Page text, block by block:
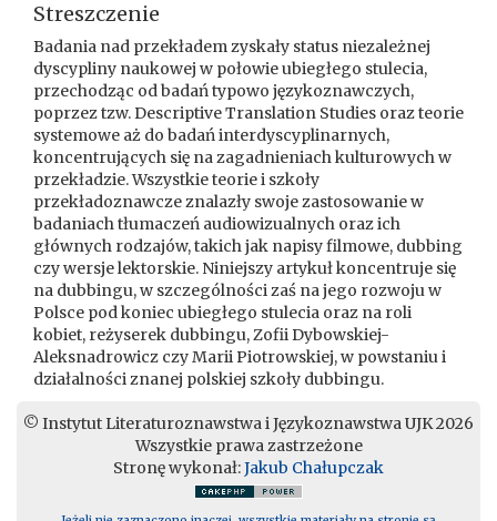
Streszczenie
Badania nad przekładem zyskały status niezależnej
dyscypliny naukowej w połowie ubiegłego stulecia,
przechodząc od badań typowo językoznawczych,
poprzez tzw. Descriptive Translation Studies oraz teorie
systemowe aż do badań interdyscyplinarnych,
koncentrujących się na zagadnieniach kulturowych w
przekładzie. Wszystkie teorie i szkoły
przekładoznawcze znalazły swoje zastosowanie w
badaniach tłumaczeń audiowizualnych oraz ich
głównych rodzajów, takich jak napisy filmowe, dubbing
czy wersje lektorskie. Niniejszy artykuł koncentruje się
na dubbingu, w szczególności zaś na jego rozwoju w
Polsce pod koniec ubiegłego stulecia oraz na roli
kobiet, reżyserek dubbingu, Zofii Dybowskiej-
Aleksnadrowicz czy Marii Piotrowskiej, w powstaniu i
działalności znanej polskiej szkoły dubbingu.
© Instytut Literaturoznawstwa i Językoznawstwa UJK 2026
Wszystkie prawa zastrzeżone
Stronę wykonał:Jakub Chałupczak